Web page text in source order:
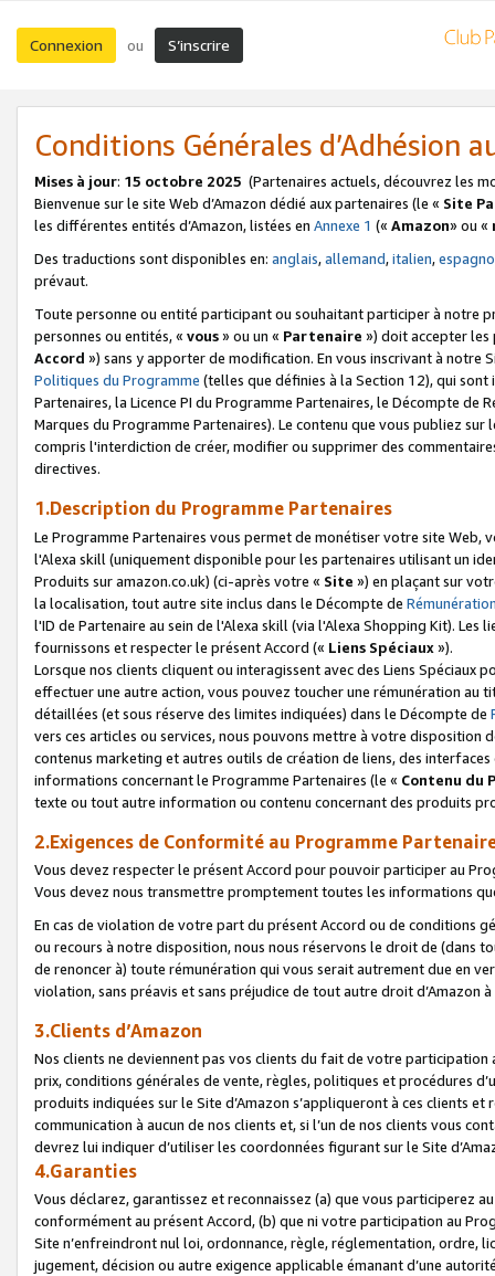
Connexion ou S’inscrire
Conditions Générales d’Adhésion
Mises à jour: 15 octobre 2025 (Partenaires actuels, découvrez les
Bienvenue sur le site Web d’Amazon dédié aux partenaires (le « Site
les différentes entités d’Amazon, listées en Annexe 1 (« Amazon» ou «
Des traductions sont disponibles en: anglais,allemand,italien,
prévaut.
Toute personne ou entité participant ou souhaitant participer à notre
personnes ou entités, « vous» ou un « Partenaire ») doit accepter les
Accord ») sans y apporter de modification. En vous inscrivant à notre
Politiques du Programme (telles que définies à la Section 12), qui
Partenaires, la Licence PI du Programme Partenaires, le Décompte de
Marques du Programme Partenaires). Le contenu que vous publiez
compris l'interdiction de créer, modifier ou supprimer des
directives.
1.Description du Programme Partenaires
Le Programme Partenaires vous permet de monétiser votre site Web,
l'Alexa skill (uniquement disponible pour les partenaires utilisant un
Produits sur amazon.co.uk) (ci-après votre « Site ») en plaçant sur
la localisation, tout autre site inclus dans le Décompte de
l'ID de Partenaire au sein de l'Alexa skill (via l'Alexa Shopping Kit).
fournissons et respecter le présent Accord (« Liens Spéciaux»).
Lorsque nos clients cliquent ou interagissent avec des Liens Spéciaux
effectuer une autre action, vous pouvez toucher une rémunération
détaillées (et sous réserve des limites indiquées) dans le Décompte de
vers ces articles ou services, nous pouvons mettre à votre disposition
contenus marketing et autres outils de création de liens, des
informations concernant le Programme Partenaires (le « Contenu du
texte ou tout autre information ou contenu concernant des produits
2.Exigences de Conformité au Programme
Vous devez respecter le présent Accord pour pouvoir participer au
Vous devez nous transmettre promptement toutes les informations
En cas de violation de votre part du présent Accord ou de conditions
ou recours à notre disposition, nous nous réservons le droit de (dans
de renoncer à) toute rémunération qui vous serait autrement due en
violation, sans préavis et sans préjudice de tout autre droit
3.Clients d’Amazon
Nos clients ne deviennent pas vos clients du fait de votre
prix, conditions générales de vente, règles, politiques et procédures
produits indiquées sur le Site d’Amazon s’appliqueront à ces clients
communication à aucun de nos clients et, si l’un de nos clients vous
devrez lui indiquer d’utiliser les coordonnées figurant sur le Site
4.Garanties
Vous déclarez, garantissez et reconnaissez (a) que vous participerez
conformément au présent Accord, (b) que ni votre participation au
Site n’enfreindront nul loi, ordonnance, règle, réglementation, ordre,
jugement, décision ou autre exigence applicable émanant d’une